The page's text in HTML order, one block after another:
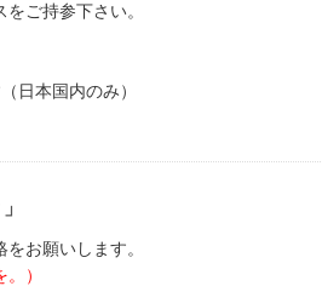
ご持参下さい。
日本国内のみ）
お願いします。
）